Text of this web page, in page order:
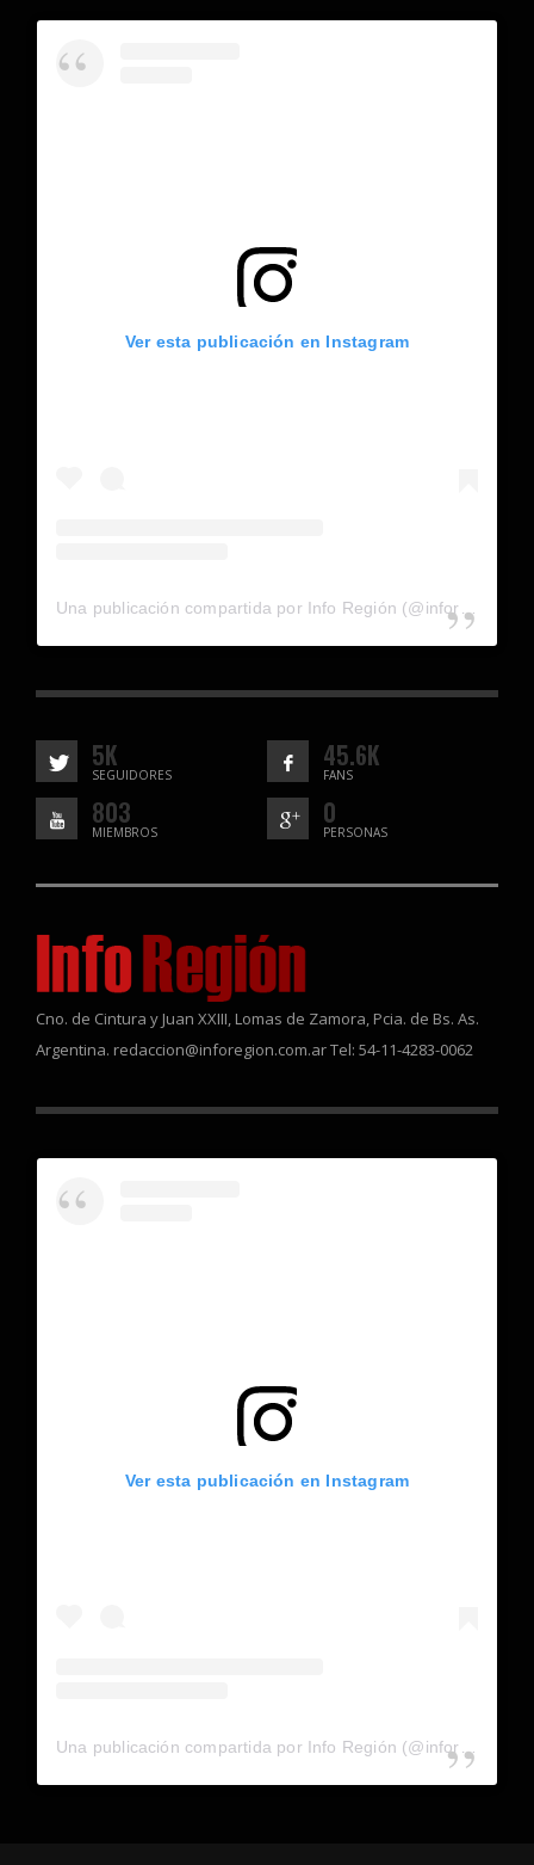
Ver esta publicación en Instagram
Una publicación compartida por Info Región (@inforegion_redes)
5K
SEGUIDORES
45.6K
FANS
803
MIEMBROS
0
PERSONAS
Cno. de Cintura y Juan XXIII, Lomas de Zamora, Pcia. de Bs. As.
Argentina. redaccion@inforegion.com.ar Tel: 54-11-4283-0062
Ver esta publicación en Instagram